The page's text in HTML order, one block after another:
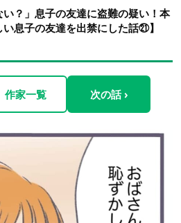
い？」息子の友達に盗難の疑い！本
息子の友達を出禁にした話㉑】
作家一覧 次の話 ›